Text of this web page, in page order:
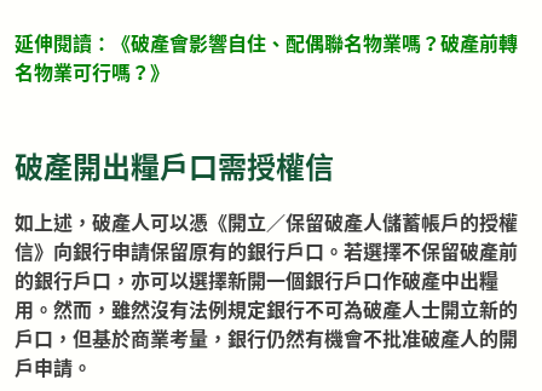
延伸閱讀：《破產會影響自住、配偶聯名物業嗎？破產前轉
名物業可行嗎？》
破產開出糧戶口需授權信
如上述，破產人可以憑《開立／保留破產人儲蓄帳戶的授權
信》向銀行申請保留原有的銀行戶口。若選擇不保留破產前
的銀行戶口，亦可以選擇新開一個銀行戶口作破產中出糧
用。然而，雖然沒有法例規定銀行不可為破產人士開立新的
戶口，但基於商業考量，銀行仍然有機會不批准破產人的開
戶申請。